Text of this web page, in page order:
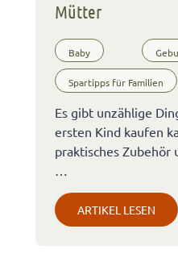
Mütter
Baby
Spartipps für Familien
Es gibt unzählige
ersten Kind kaufen
praktisches Zubehör
ARTIKEL LESEN